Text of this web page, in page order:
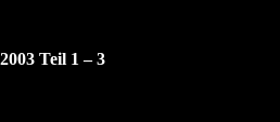
Teil 1 – 3